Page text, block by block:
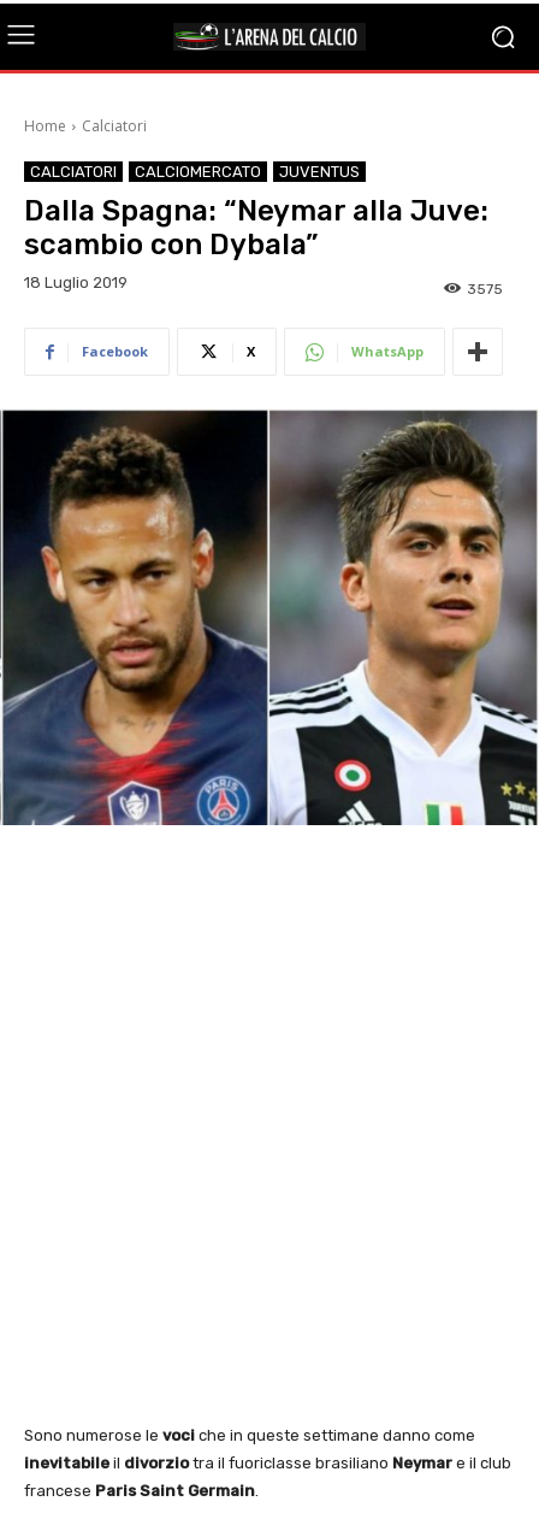
Home Calciatori
CALCIATORI CALCIOMERCATO JUVENTUS
Dalla Spagna: “Neymar alla Juve:
scambio con Dybala”
18 Luglio 2019 3575
Facebook X WhatsApp
Sono numerose le voci che in queste settimane danno come
inevitabile il divorziotra il fuoriclasse brasiliano Neymar e il club
francese Paris Saint Germain.